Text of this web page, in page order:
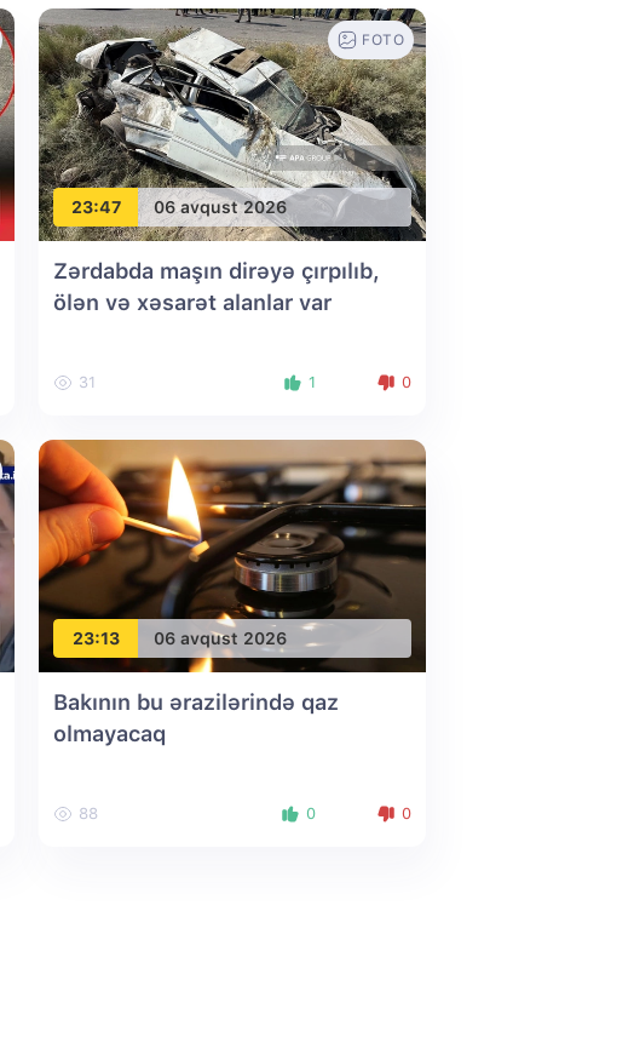
23:47 06 avqust 2026
FOTO
Zərdabda maşın dirəyə çırpılıb,
ölən və xəsarət alanlar var
31 1 0
23:13 06 avqust 2026
Bakının bu ərazilərində qaz
olmayacaq
88 0 0